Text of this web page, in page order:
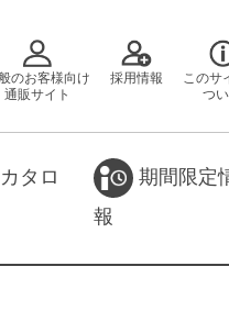
のお客様向け
通販サイト
採用情報
このサ
つ
タロ
期間限定
報